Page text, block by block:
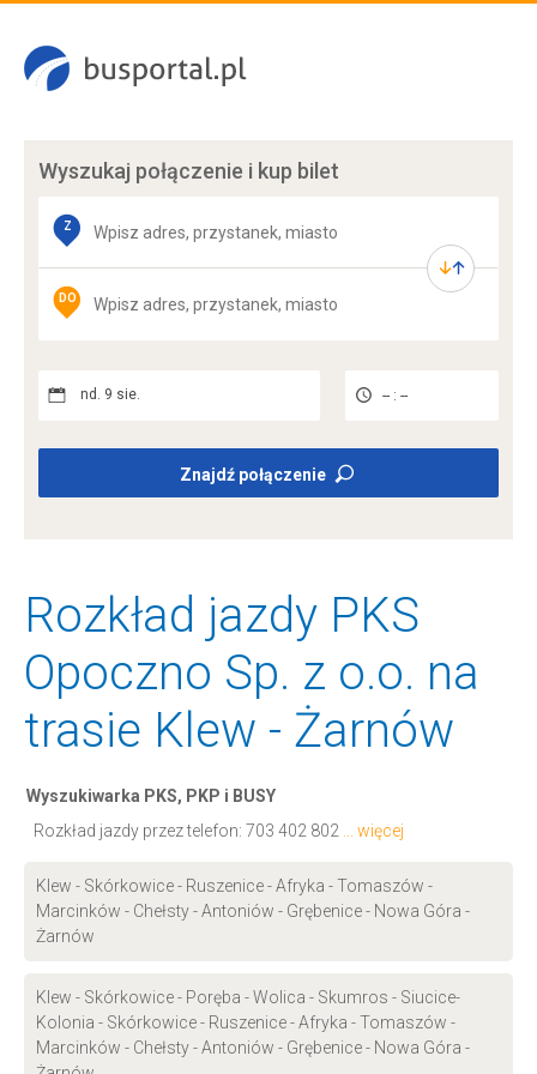
Wyszukaj połączenie i kup bilet
Z
DO
nd. 9 sie. -- : --
Znajdź połączenie
Rozkład jazdy PKS
Opoczno Sp. z o.o. na
trasie Klew - Żarnów
Wyszukiwarka PKS, PKP i BUSY
Rozkład jazdy przez telefon: 703 402 802 ... więcej
Klew - Skórkowice - Ruszenice - Afryka - Tomaszów -
Marcinków - Chełsty - Antoniów - Grębenice - Nowa Góra -
Żarnów
Klew - Skórkowice - Poręba - Wolica - Skumros - Siucice-
Kolonia - Skórkowice - Ruszenice - Afryka - Tomaszów -
Marcinków - Chełsty - Antoniów - Grębenice - Nowa Góra -